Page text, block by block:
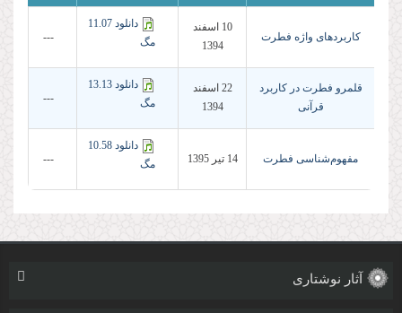
کاربردهای واژه فطرت
10 اسفند
1394
دانلود 11.07
مگ
---
قلمرو فطرت در کاربرد
قرآنی
22 اسفند
1394
دانلود 13.13
مگ
---
مفهوم‌شناسی فطرت 14 تير 1395
دانلود 10.58
مگ
---
آثار نوشتاری